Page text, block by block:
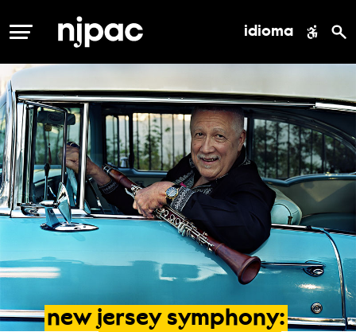
MENÚ idioma
new jersey symphony: